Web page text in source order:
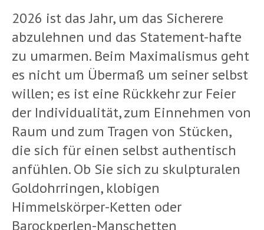
2026 ist das Jahr, um das Sicherere
abzulehnen und das Statement-hafte
zu umarmen. Beim Maximalismus geht
es nicht um Übermaß um seiner selbst
willen; es ist eine Rückkehr zur Feier
der Individualität, zum Einnehmen von
Raum und zum Tragen von Stücken,
die sich für einen selbst authentisch
anfühlen. Ob Sie sich zu skulpturalen
Goldohrringen, klobigen
Himmelskörper-Ketten oder
Barockperlen-Manschetten